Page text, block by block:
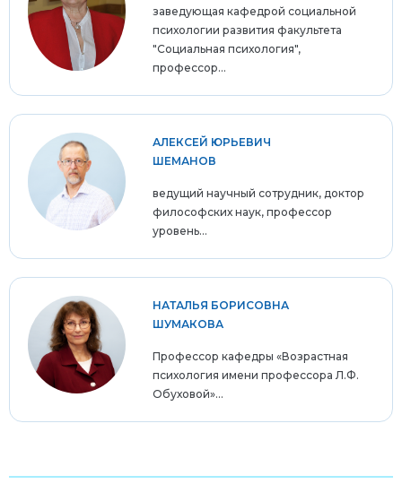
заведующая кафедрой социальной
психологии развития факультета
"Социальная психология",
профессор...
АЛЕКСЕЙ ЮРЬЕВИЧ
ШЕМАНОВ
ведущий научный сотрудник, доктор
философских наук, профессор
уровень...
НАТАЛЬЯ БОРИСОВНА
ШУМАКОВА
Профессор кафедры «Возрастная
психология имени профессора Л.Ф.
Обуховой»...